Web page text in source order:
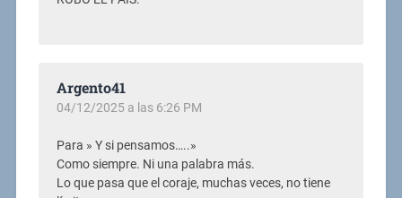
Argento41
04/12/2025 a las 6:26 PM
Para » Y si pensamos…..»
Como siempre. Ni una palabra más.
Lo que pasa que el coraje, muchas veces, no tiene